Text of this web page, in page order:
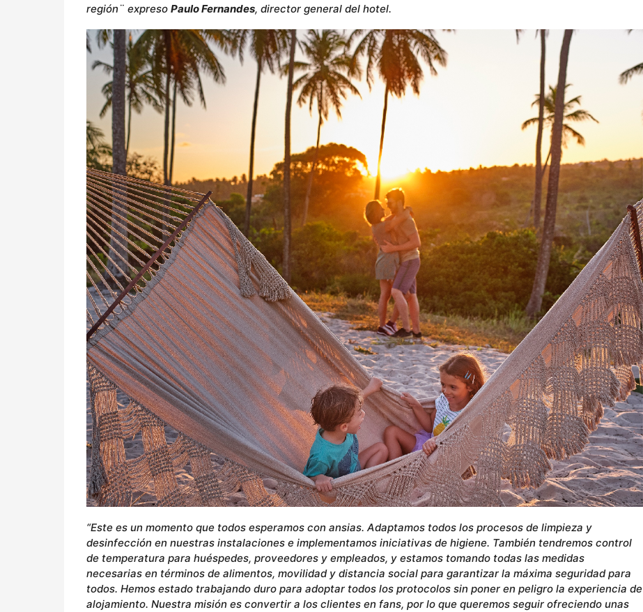
región¨ expreso Paulo Fernandes, director general del hotel.
“Este es un momento que todos esperamos con ansias. Adaptamos todos los procesos de limpieza y
desinfección en nuestras instalaciones e implementamos iniciativas de higiene. También tendremos control
de temperatura para huéspedes, proveedores y empleados, y estamos tomando todas las medidas
necesarias en términos de alimentos, movilidad y distancia social para garantizar la máxima seguridad para
todos. Hemos estado trabajando duro para adoptar todos los protocolos sin poner en peligro la experiencia de
alojamiento. Nuestra misión es convertir a los clientes en fans, por lo que queremos seguir ofreciendo unas